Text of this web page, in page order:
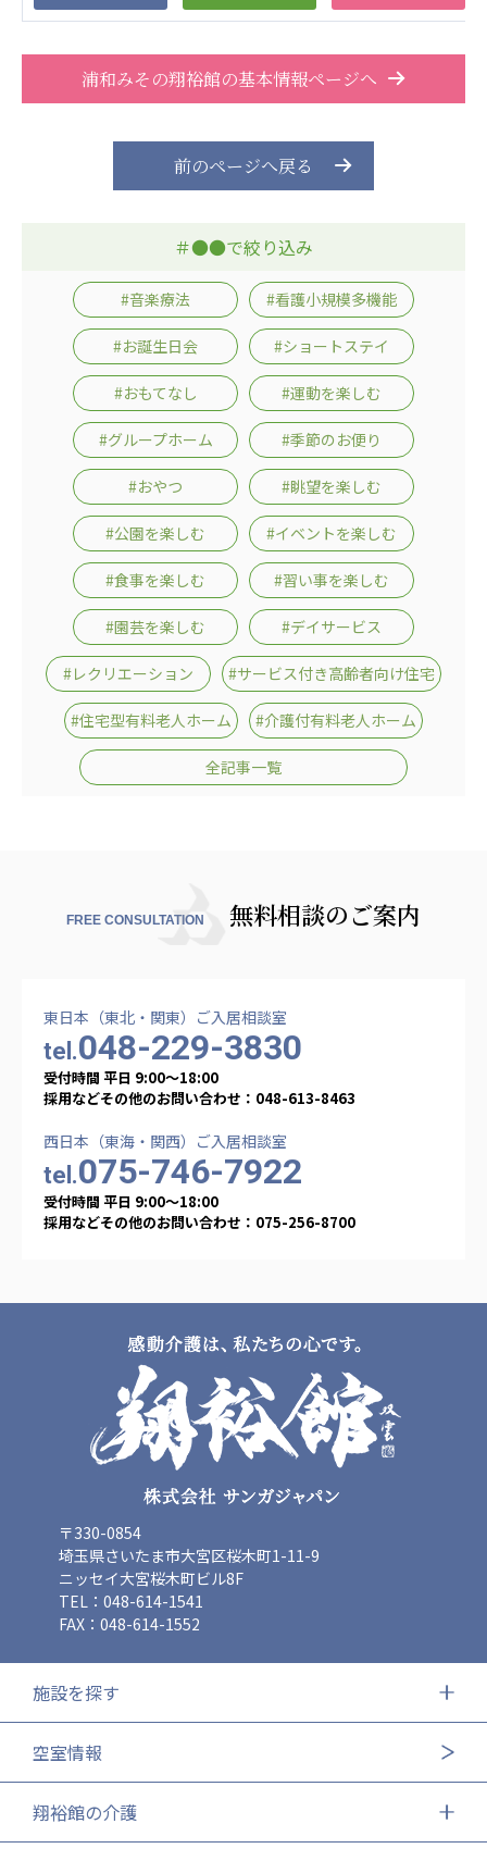
浦和みその翔裕館の基本情報ページへ
前のページへ戻る
＃●●で絞り込み
#音楽療法 #看護小規模多機能
#お誕生日会 #ショートステイ
#おもてなし #運動を楽しむ
#グループホーム #季節のお便り
#おやつ #眺望を楽しむ
#公園を楽しむ #イベントを楽しむ
#食事を楽しむ #習い事を楽しむ
#園芸を楽しむ #デイサービス
#レクリエーション #サービス付き高齢者向け住宅
#住宅型有料老人ホーム #介護付有料老人ホーム
全記事一覧
FREE CONSULTATION 無料相談のご案内
東日本（東北・関東）ご入居相談室
tel.048-229-3830
受付時間 平日 9:00〜18:00
採用などその他のお問い合わせ：048-613-8463
西日本（東海・関西）ご入居相談室
tel.075-746-7922
受付時間 平日 9:00〜18:00
採用などその他のお問い合わせ：075-256-8700
〒330-0854
埼玉県さいたま市大宮区桜木町1-11-9
ニッセイ大宮桜木町ビル8F
TEL：048-614-1541
FAX：048-614-1552
施設を探す
空室情報
翔裕館の介護